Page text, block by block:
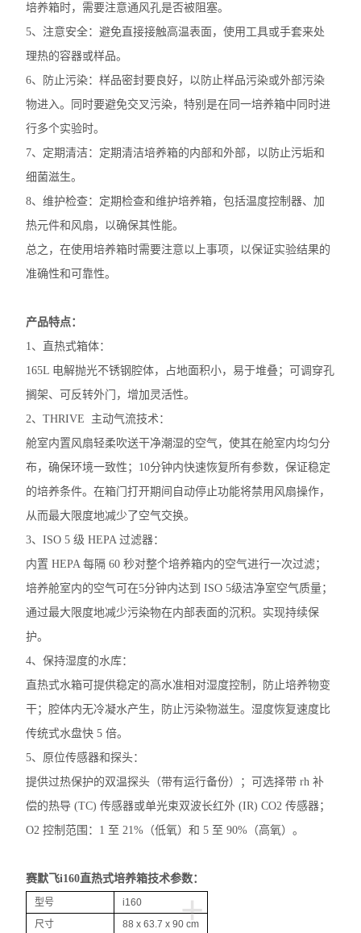
混匀仪热盖
赛默飞ST8R冷冻离心机
赛默飞Pico21微量离心机
赛默飞Pico17微量离心机
艾本德5810R冷冻离心机
艾本德ThermoMixer C混匀仪
赛默飞Fresco17冷冻离心机
赛默飞Fresco21冷冻离心机
水分测定仪
磁力搅拌器
电阻仪
浓缩仪
分光光度计
分度计
低温冰箱
程序降温仪
酸度计PH计
储存液氮罐
摇床
培养箱时，需要注意通风孔是否被阻塞。
5、注意安全：避免直接接触高温表面，使用工具或手套来处
理热的容器或样品。
6、防止污染：样品密封要良好，以防止样品污染或外部污染
物进入。同时要避免交叉污染，特别是在同一培养箱中同时进
行多个实验时。
7、定期清洁：定期清洁培养箱的内部和外部，以防止污垢和
细菌滋生。
8、维护检查：定期检查和维护培养箱，包括温度控制器、加
热元件和风扇，以确保其性能。
总之，在使用培养箱时需要注意以上事项，以保证实验结果的
准确性和可靠性。
产品特点：
1、直热式箱体：
165L 电解抛光不锈钢腔体，占地面积小，易于堆叠；可调穿孔
搁架、可反转外门，增加灵活性。
2、THRIVE 主动气流技术：
舱室内置风扇轻柔吹送干净潮湿的空气，使其在舱室内均匀分
布，确保环境一致性；10分钟内快速恢复所有参数，保证稳定
的培养条件。在箱门打开期间自动停止功能将禁用风扇操作，
从而最大限度地减少了空气交换。
3、ISO 5 级 HEPA 过滤器：
内置 HEPA 每隔 60 秒对整个培养箱内的空气进行一次过滤；
培养舱室内的空气可在5分钟内达到 ISO 5级洁净室空气质量；
通过最大限度地减少污染物在内部表面的沉积。实现持续保
护。
4、保持湿度的水库：
直热式水箱可提供稳定的高水准相对湿度控制，防止培养物变
干；腔体内无冷凝水产生，防止污染物滋生。湿度恢复速度比
传统式水盘快 5 倍。
5、原位传感器和探头：
提供过热保护的双温探头（带有运行备份）；可选择带 rh 补
偿的热导 (TC) 传感器或单光束双波长红外 (IR) CO2 传感器；
O2 控制范围：1 至 21%（低氧）和 5 至 90%（高氧）。
赛默飞i160直热式培养箱技术参数：
+
型号
i160
尺寸
88 x 63.7 x 90 cm